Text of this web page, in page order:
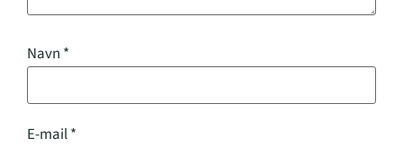
Navn *
E-mail*